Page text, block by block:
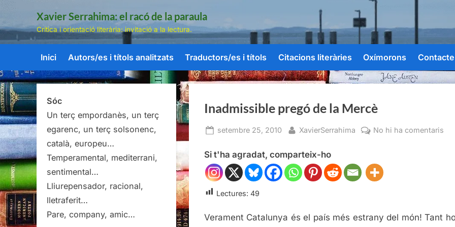
Skip
content
Xavier Serrahima: el racó de la paraula
Crítica i orientació literària: invitació a la lectura.
Inici Autors/es i títols analitzats Traductors/es i títols Citacions literàries Oxímorons Contacte
Inadmissible pregó de la Mercè
Posted
setembre 25, 2010 By
XavierSerrahima No hi ha comentaris
Si t'ha agradat, comparteix-ho
Lectures: 49
Verament Catalunya és el país més estrany del món! Tant
Sóc
Un terç empordanès, un terç
egarenc, un terç solsonenc,
català, europeu…
Temperamental, mediterrani,
sentimental…
Lliurepensador, racional,
lletraferit…
Pare, company, amic…